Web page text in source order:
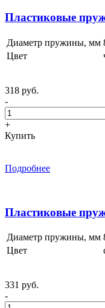
Пластиковые
Диаметр пружины, мм
Цвет
318 руб.
-
+
Купить
Подробнее
Пластиковые
Диаметр пружины, мм
Цвет
331 руб.
-